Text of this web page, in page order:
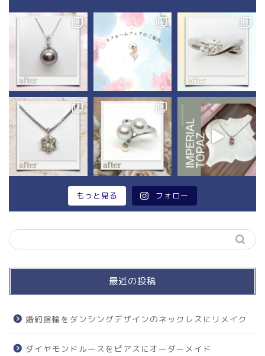
もっと見る フォロー
最近の投稿
婚約指輪をダンシングデザインのネックレスにリメイク
ダイヤモンドルースをピアスにオーダーメイド